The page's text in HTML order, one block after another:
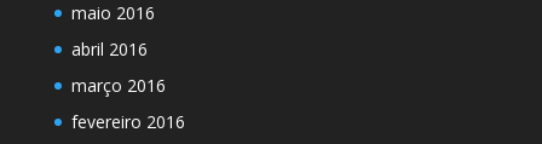
maio 2016
abril 2016
março 2016
fevereiro 2016